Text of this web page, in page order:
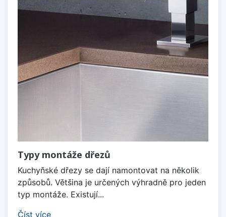
Typy montáže dřezů
Kuchyňské dřezy se dají namontovat na několik
způsobů. Většina je určených výhradně pro jeden
typ montáže. Existují...
Číst více